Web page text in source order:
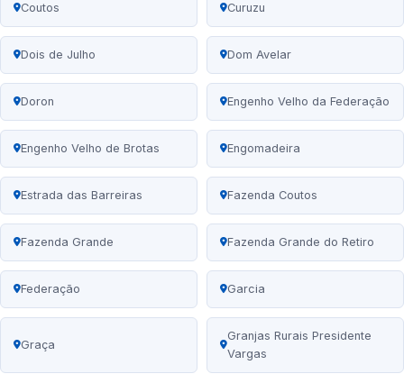
Coutos Curuzu
Dois de Julho Dom Avelar
Doron Engenho Velho da Federação
Engenho Velho de Brotas Engomadeira
Estrada das Barreiras Fazenda Coutos
Fazenda Grande Fazenda Grande do Retiro
Federação Garcia
Graça
Granjas Rurais Presidente
Vargas